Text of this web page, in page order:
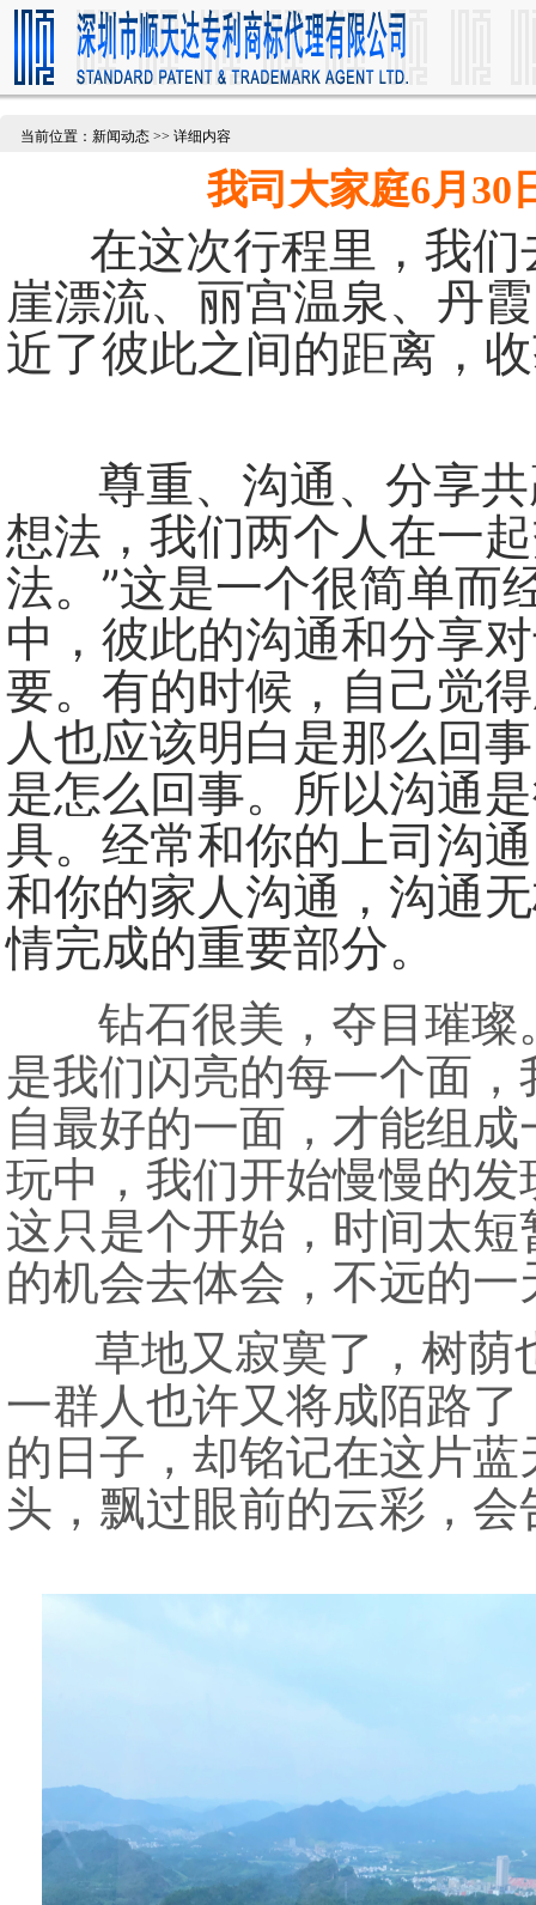
当前位置：新闻动态 >> 详细内容
我司大家庭6月30
在这次行程里，我
崖漂流、丽宫温泉、丹
近了彼此之间的距离，
尊重、沟通、分享共
想法，我们两个人在一
法。”这是一个很简单而
中，彼此的沟通和分享
要。有的时候，自己觉
人也应该明白是那么回
是怎么回事。所以沟通
具。经常和你的上司沟
和你的家人沟通，沟通
情完成的重要部分。
钻石很美，夺目璀
是我们闪亮的每一个面
自最好的一面，才能组
玩中，我们开始慢慢的
这只是个开始，时间太
的机会去体会，不远的
草地又寂寞了，树荫
一群人也许又将成陌路
的日子，却铭记在这片
头，飘过眼前的云彩，